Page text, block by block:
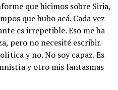
que hicimos sobre Siria,
que hubo acá. Cada vez
es irrepetible. Eso me ha
pero no necesité escribir.
y no. No soy capaz. Es
y otro mis fantasmas